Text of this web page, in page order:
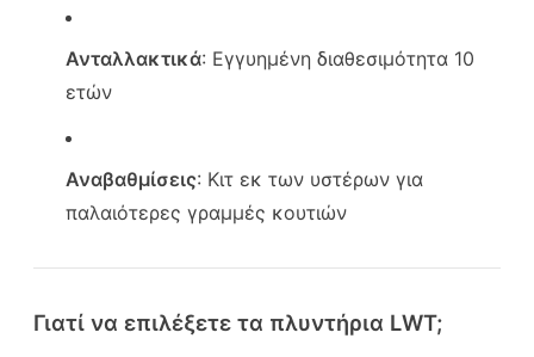
Ανταλλακτικά: Εγγυημένη διαθεσιμότητα 10
ετών
Αναβαθμίσεις: Κιτ εκ των υστέρων για
παλαιότερες γραμμές κουτιών
Γιατί να επιλέξετε τα πλυντήρια LWT;